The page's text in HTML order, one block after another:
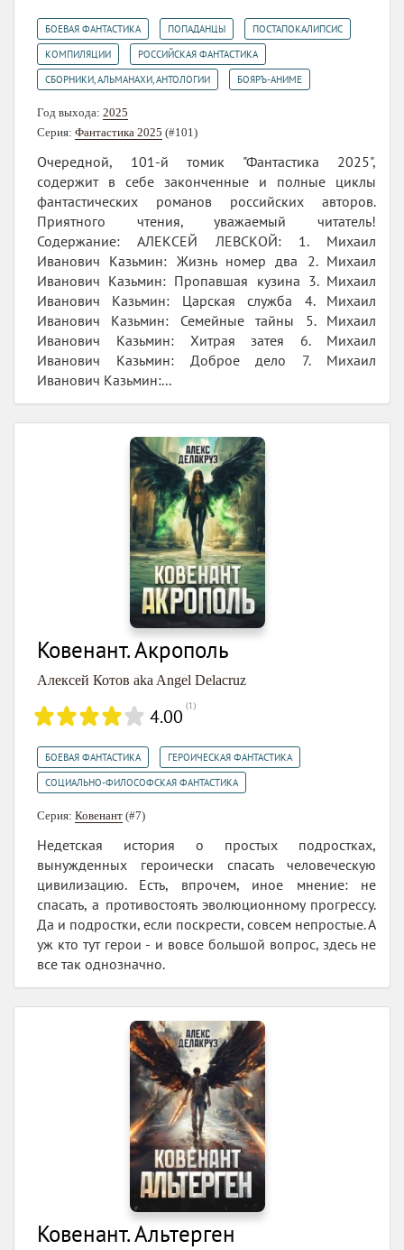
БОЕВАЯ ФАНТАСТИКА ПОПАДАНЦЫ ПОСТАПОКАЛИПСИС
КОМПИЛЯЦИИ РОССИЙСКАЯ ФАНТАСТИКА
СБОРНИКИ, АЛЬМАНАХИ, АНТОЛОГИИ БОЯРЪ-АНИМЕ
Год выхода: 2025
Серия: Фантастика 2025 (#101)
Очередной, 101-й томик "Фантастика 2025",
содержит в себе законченные и полные циклы
фантастических романов российских авторов.
Приятного чтения, уважаемый читатель!
Содержание: АЛЕКСЕЙ ЛЕВСКОЙ: 1. Михаил
Иванович Казьмин: Жизнь номер два 2. Михаил
Иванович Казьмин: Пропавшая кузина 3. Михаил
Иванович Казьмин: Царская служба 4. Михаил
Иванович Казьмин: Семейные тайны 5. Михаил
Иванович Казьмин: Хитрая затея 6. Михаил
Иванович Казьмин: Доброе дело 7. Михаил
Иванович Казьмин:...
Ковенант. Акрополь
Алексей Котов aka Angel Delacruz
4.00 (1)
БОЕВАЯ ФАНТАСТИКА ГЕРОИЧЕСКАЯ ФАНТАСТИКА
СОЦИАЛЬНО-ФИЛОСОФСКАЯ ФАНТАСТИКА
Серия: Ковенант (#7)
Недетская история о простых подростках,
вынужденных героически спасать человеческую
цивилизацию. Есть, впрочем, иное мнение: не
спасать, а противостоять эволюционному прогрессу.
Да и подростки, если поскрести, совсем непростые. А
уж кто тут герои - и вовсе большой вопрос, здесь не
все так однозначно.
Ковенант. Альтерген